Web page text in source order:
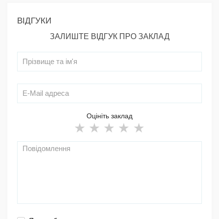
ВІДГУКИ
ЗАЛИШТЕ ВІДГУК ПРО ЗАКЛАД
Оцініть заклад